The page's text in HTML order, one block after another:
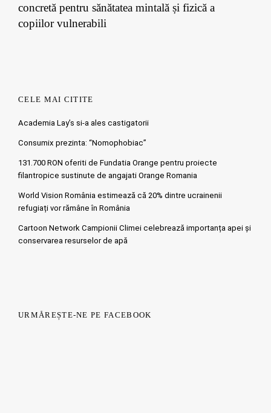
concretă pentru sănătatea mintală și fizică a
copiilor vulnerabili
CELE MAI CITITE
Academia Lay’s si-a ales castigatorii
Consumix prezinta: “Nomophobiac”
131.700 RON oferiti de Fundatia Orange pentru proiecte
filantropice sustinute de angajati Orange Romania
World Vision România estimează că 20% dintre ucrainenii
refugiați vor rămâne în România
Cartoon Network Campionii Climei celebrează importanța apei și
conservarea resurselor de apă
URMĂREȘTE-NE PE FACEBOOK